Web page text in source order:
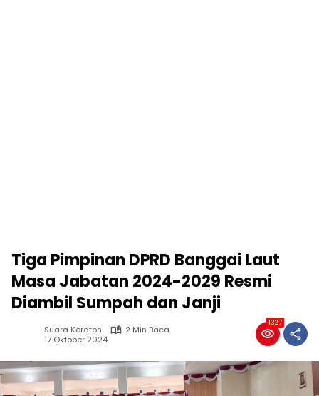
Tiga Pimpinan DPRD Banggai Laut
Masa Jabatan 2024-2029 Resmi
Diambil Sumpah dan Janji
Suara Keraton
2 Min Baca
17 Oktober 2024
1327